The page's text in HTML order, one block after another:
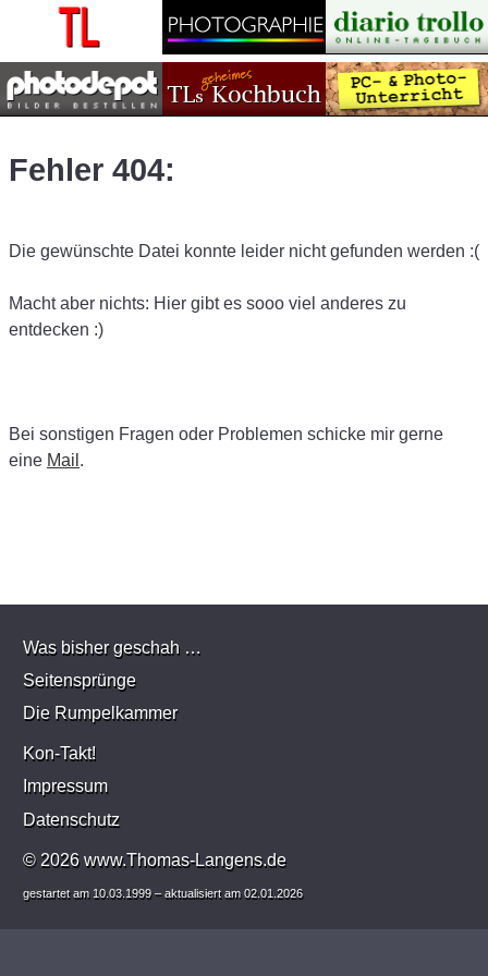
Fehler 404:
Die gewünschte Datei konnte leider nicht gefunden werden :(
Macht aber nichts: Hier gibt es sooo viel anderes zu
entdecken :)️
Bei sonstigen Fragen oder Problemen schicke mir gerne
eine Mail .
Was bisher geschah …
Seitensprünge
Die Rumpelkammer
Kon-Takt!
Impressum
Datenschutz
© 2026 www.Thomas-Langens.de
gestartet am 10.03.1999 – aktualisiert am02.01.2026